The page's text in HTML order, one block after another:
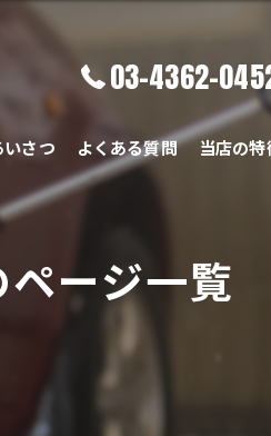
03-4362-
いさつ よくある質問 当店の特
BMW
ージ一覧